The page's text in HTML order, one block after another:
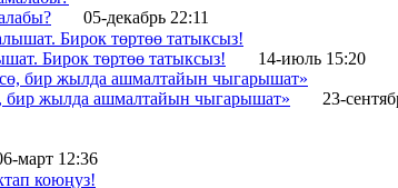
05-декабрь 22:11
Бирок төртөө татыксыз! 14-июль 15:20
бир жылда ашмалтайын чыгарышат»
23-
март 12:36